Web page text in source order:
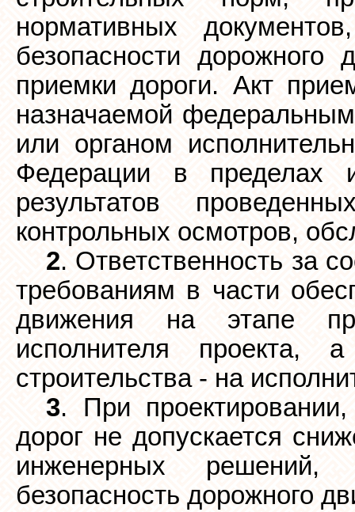
нормативных
безопасности дорожного
приемки дороги. Акт
назначаемой
или органом
Федерации в пределах
результатов
контрольных осмотров,
2. Ответственность за
требованиям в части
движения на этапе
исполнителя проекта,
строительства - на
3. При проектировании,
дорог не допускается
инженерных решений,
безопасность дорожного